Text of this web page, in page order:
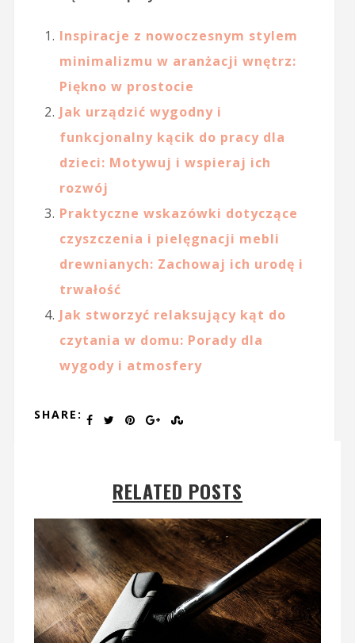
Inspiracje z nowoczesnym stylem
minimalizmu w aranżacji wnętrz:
Piękno w prostocie
Jak urządzić wygodny i
funkcjonalny kącik do pracy dla
dzieci: Motywuj i wspieraj ich
rozwój
Praktyczne wskazówki dotyczące
czyszczenia i pielęgnacji mebli
drewnianych: Zachowaj ich urodę i
trwałość
Jak stworzyć relaksujący kąt do
czytania w domu: Porady dla
wygody i atmosfery
SHARE:
RELATED POSTS